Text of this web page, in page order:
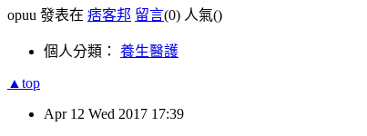
opuu 發表在 痞客邦 留言(0) 人氣()
個人分類： 養生醫護
▲top
Apr 12 Wed 2017 17:39